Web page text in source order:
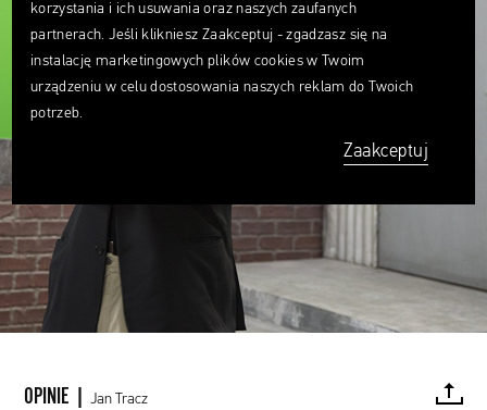
OPINIE | Jan Tracz
korzystania i ich usuwania oraz naszych zaufanych
partnerach. Jeśli klikniesz Zaakceptuj - zgadzasz się na
instalację marketingowych plików cookies w Twoim
urządzeniu w celu dostosowania naszych reklam do Twoich
potrzeb.
Zaakceptuj